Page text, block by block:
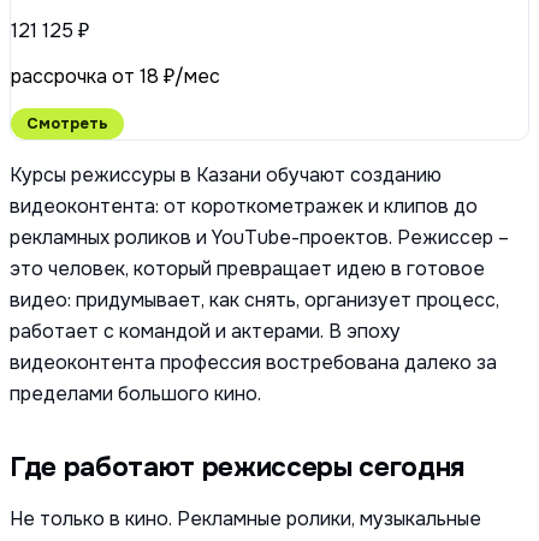
121 125 ₽
рассрочка от 18 ₽/мес
Смотреть
Курсы режиссуры в Казани обучают созданию
видеоконтента: от короткометражек и клипов до
рекламных роликов и YouTube-проектов. Режиссер –
это человек, который превращает идею в готовое
видео: придумывает, как снять, организует процесс,
работает с командой и актерами. В эпоху
видеоконтента профессия востребована далеко за
пределами большого кино.
Где работают режиссеры сегодня
Не только в кино. Рекламные ролики, музыкальные